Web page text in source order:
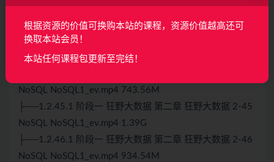
├──1.2.42.1 阶段一 狂野大数据 第二章 狂野大数据 2-42
项目一 项目一1_ev.mp4 555.36M
├──1.2.43.1 阶段一 狂野大数据 第二章 狂野大数据 2-43
NoSQL NoSQL1_ev.mp4 728.54M
NoSQL NoSQL1_ev.mp4 743.56M
├──1.2.45.1 阶段一 狂野大数据 第二章 狂野大数据 2-45
NoSQL NoSQL1_ev.mp4 1.39G
├──1.2.46.1 阶段一 狂野大数据 第二章 狂野大数据 2-46
NoSQL NoSQL1_ev.mp4 934.54M
根据资源的价值可换购本站的课程，资源价值越高还可
换取本站会员！
本站任何课程包更新至完结！